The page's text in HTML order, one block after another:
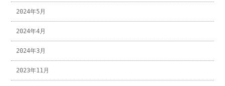
2024年5月
2024年4月
2024年3月
2023年11月